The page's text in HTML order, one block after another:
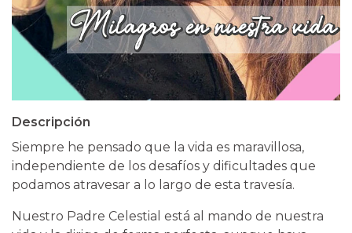
Descripción
Siempre he pensado que la vida es maravillosa,
independiente de los desafíos y dificultades que
podamos atravesar a lo largo de esta travesía.
Nuestro Padre Celestial está al mando de nuestra